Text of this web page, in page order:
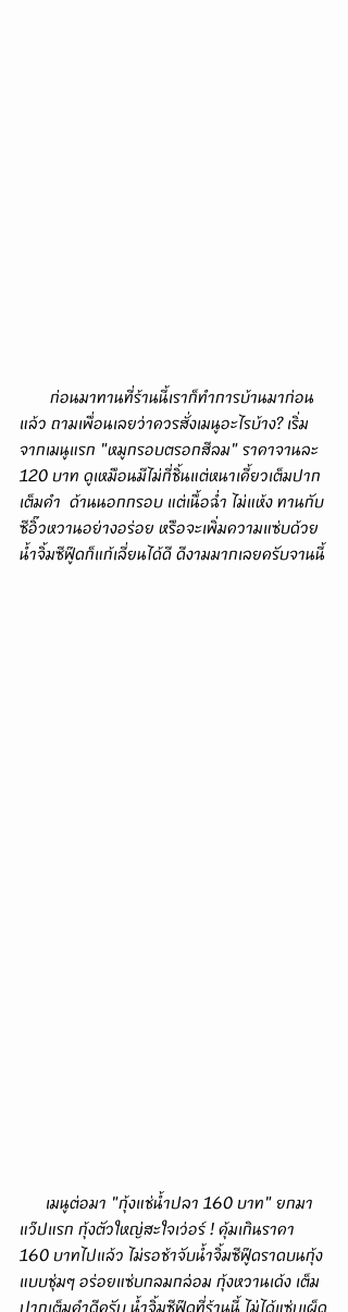
แล้ว ถามเพื่อนเลยว่าควรสั่งเมนูอะไรบ้าง? เริ่ม
จากเมนูแรก "หมูกรอบตรอกสีลม" ราคาจานละ
120 บาท ดูเหมือนมีไม่กี่ชิ้นแต่หนาเคี้ยวเต็มปาก
เต็มคำ  ด้านนอกกรอบ แต่เนื้อฉ่ำ ไม่แห้ง ทานกับ
ซีอิ๊วหวานอย่างอร่อย หรือจะเพิ่มความแซ่บด้วย
น้ำจิ้มซีฟู๊ดก็แก้เลี่ยนได้ดี ดีงามมากเลยครับจานนี้
แว๊ปแรก กุ้งตัวใหญ่สะใจเว่อร์ ! คุ้มเกินราคา
160 บาทไปแล้ว ไม่รอช้าจับน้ำจิ้มซีฟู๊ดราดบนกุ้ง
แบบชุ่มๆ อร่อยแซ่บกลมกล่อม กุ้งหวานเด้ง เต็ม
ปากเต็มคำดีครับ น้ำจิ้มซีฟู๊ดที่ร้านนี้ ไม่ได้แซ่บเผ็ด